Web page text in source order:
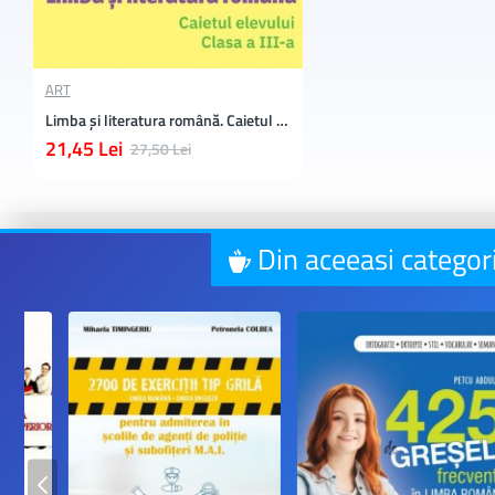
ART
Limba și literatura română. Caietul elevului. Clasa a III-a
21,45 Lei 27,50 Lei
Din aceeasi